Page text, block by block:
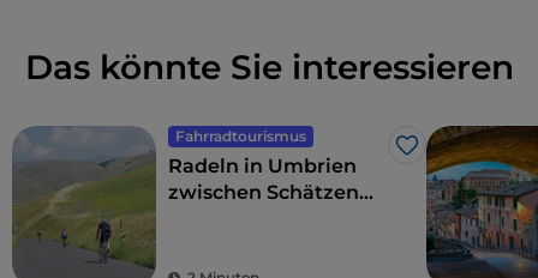
Das könnte Sie interessieren
Fahrradtourismus
Like
Radeln in Umbrien
zwischen Schätzen